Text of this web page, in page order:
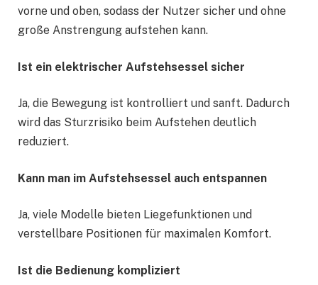
vorne und oben, sodass der Nutzer sicher und ohne
große Anstrengung aufstehen kann.
Ist ein elektrischer Aufstehsessel sicher
Ja, die Bewegung ist kontrolliert und sanft. Dadurch
wird das Sturzrisiko beim Aufstehen deutlich
reduziert.
Kann man im Aufstehsessel auch entspannen
Ja, viele Modelle bieten Liegefunktionen und
verstellbare Positionen für maximalen Komfort.
Ist die Bedienung kompliziert